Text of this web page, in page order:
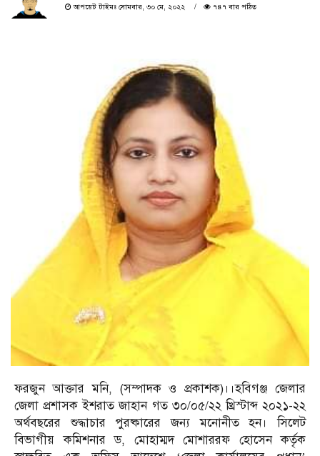
আপডেট টাইমঃ সোমবার, ৩০ মে, ২০২২
৭৪৭ বার পঠিত
ফরজুন আক্তার মনি, (সম্পাদক ও প্রকাশক)।।হবিগঞ্জ জেলার
জেলা প্রশাসক ইশরাত জাহান গত ৩০/০৫/২২ খ্রিস্টাব্দ ২০২১-২২
অর্থবছরের শুদ্ধাচার পুরষ্কারের জন্য মনোনীত হন। সিলেট
বিভাগীয় কমিশনার ড, মোহাম্মদ মোশাররফ হোসেন কর্তৃক